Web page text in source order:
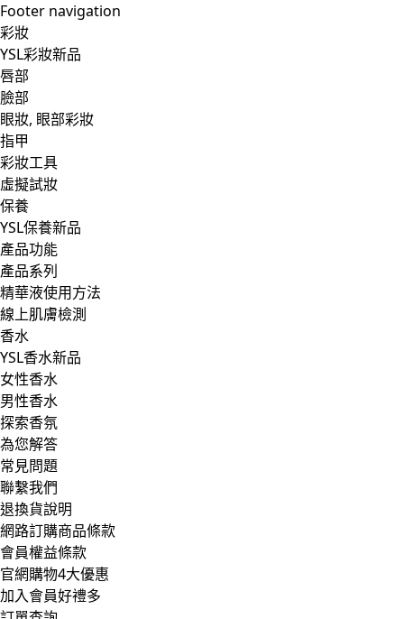
Footer navigation
彩妝
YSL彩妝新品
唇部
臉部
眼妝, 眼部彩妝
指甲
彩妝工具
虛擬試妝
保養
YSL保養新品
產品功能
產品系列
精華液使用方法
線上肌膚檢測
香水
YSL香水新品
女性香水
男性香水
探索香氛
為您解答
常見問題
聯繫我們
退換貨說明
網路訂購商品條款
會員權益條款
官網購物4大優惠
加入會員好禮多